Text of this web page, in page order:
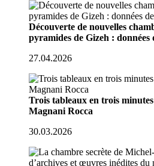
Découverte de nouvelles
pyramides de Gizeh :
27.04.2026
Trois tableaux en trois
Magnani Rocca
30.03.2026